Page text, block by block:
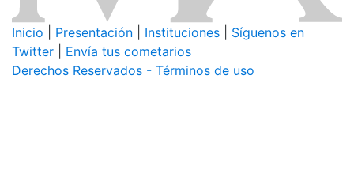
Inicio Presentación Instituciones
Síguenos en
Twitter
Envía tus cometarios
Derechos Reservados - Términos de uso